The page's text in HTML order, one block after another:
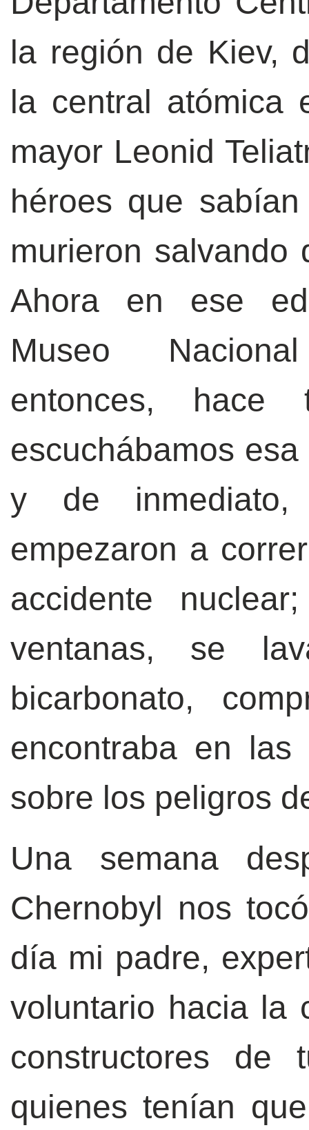
la región de Kiev,
la central atómica
mayor Leonid
héroes que
murieron salvando
Ahora en ese
Museo
entonces,
escuchábamos
y de
empezaron a
accidente
ventanas, se
bicarbonato,
encontraba en las
sobre los peligros
Una semana
Chernobyl nos
día mi padre,
voluntario hacia la
constructores de
quienes tenían